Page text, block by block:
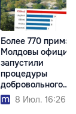
Более 770
Молдовы
запустили
процедуры
добровольного
укрупнения
8 Июл. 16:26